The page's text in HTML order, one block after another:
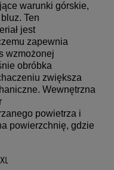
warunki górskie,
Ten
jest
zapewnia
wzmożonej
obróbka
zwiększa
Wewnętrzna
powietrza i
powierzchnię, gdzie